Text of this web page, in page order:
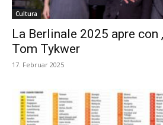
Cultura
La Berlinale 2025 apre con
Tom Tykwer
17. Februar 2025